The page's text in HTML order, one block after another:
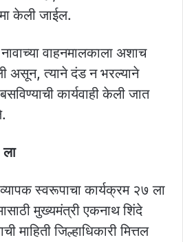
केली जाईल.
वाहनमालकाला अशाच
असून, त्याने दंड न भरल्याने
कार्यवाही केली जात
स्वरूपाचा कार्यक्रम २७ ला
मुख्यमंत्री एकनाथ शिंदे
माहिती जिल्हाधिकारी मित्तल